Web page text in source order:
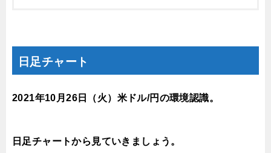
日足チャート
2021年10月26日（火）米ドル/円の環境認識。
日足チャートから見ていきましょう。